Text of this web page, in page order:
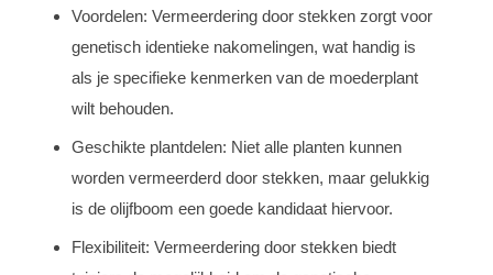
Voordelen: Vermeerdering door stekken zorgt voor
genetisch identieke nakomelingen, wat handig is
als je specifieke kenmerken van de moederplant
wilt behouden.
Geschikte plantdelen: Niet alle planten kunnen
worden vermeerderd door stekken, maar gelukkig
is de olijfboom een goede kandidaat hiervoor.
Flexibiliteit: Vermeerdering door stekken biedt